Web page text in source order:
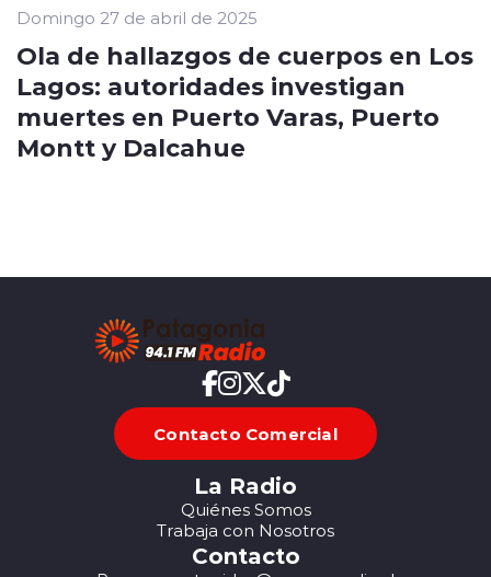
Domingo 27 de abril de 2025
Ola de hallazgos de cuerpos en Los
Lagos: autoridades investigan
muertes en Puerto Varas, Puerto
Montt y Dalcahue
Contacto Comercial
La Radio
Quiénes Somos
Trabaja con Nosotros
Contacto